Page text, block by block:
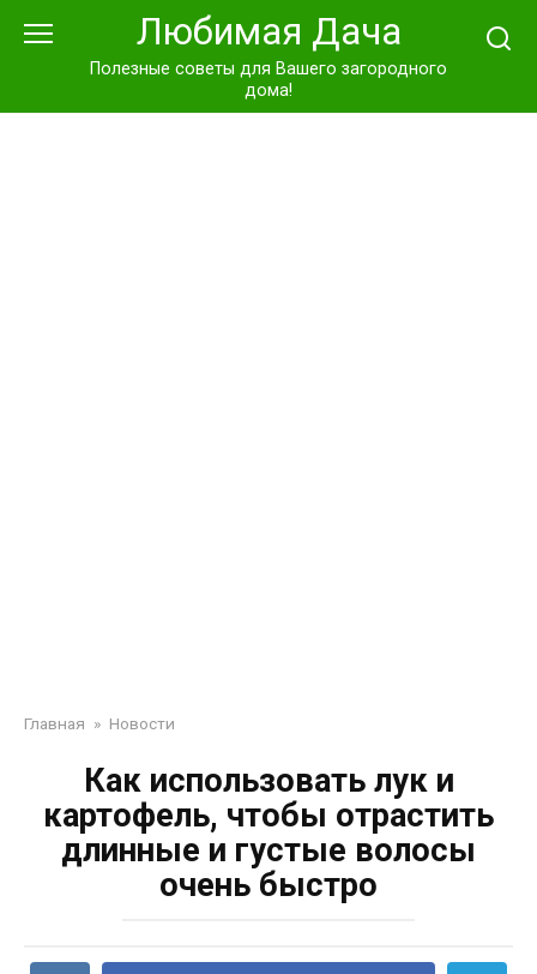
Любимая Дача
Полезные советы для Вашего загородного
дома!
Главная » Новости
Как использовать лук и
картофель, чтобы отрастить
длинные и густые волосы
очень быстро